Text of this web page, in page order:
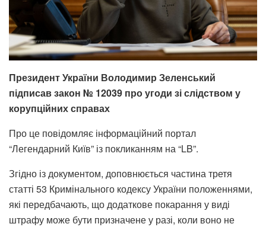
Президент України Володимир Зеленський
підписав закон № 12039 про угоди зі слідством у
корупційних справах
Про це повідомляє інформаційний портал
“Легендарний Київ” із покликанням на “LB”.
Згідно із документом, доповнюється частина третя
статті 53 Кримінального кодексу України положеннями,
які передбачають, що додаткове покарання у виді
штрафу може бути призначене у разі, коли воно не